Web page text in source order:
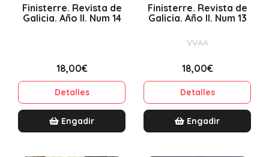
Finisterre. Revista de
Galicia. Año II. Num 14
18,00€
Detalles
Engadir
Finisterre. Revista de
Galicia. Año II. Num 13
VVAA
18,00€
Detalles
Engadir